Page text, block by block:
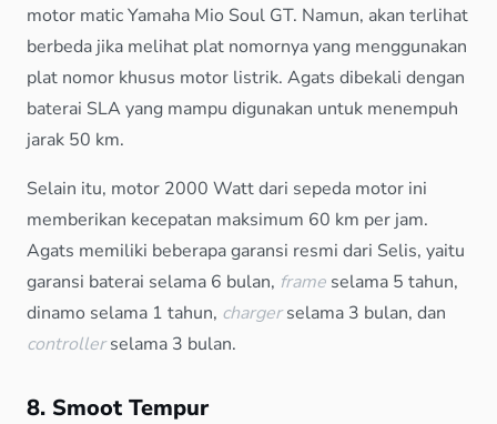
motor matic Yamaha Mio Soul GT. Namun, akan terlihat
berbeda jika melihat plat nomornya yang menggunakan
plat nomor khusus motor listrik. Agats dibekali dengan
baterai SLA yang mampu digunakan untuk menempuh
jarak 50 km.
Selain itu, motor 2000 Watt dari sepeda motor ini
memberikan kecepatan maksimum 60 km per jam.
Agats memiliki beberapa garansi resmi dari Selis, yaitu
garansi baterai selama 6 bulan, frame selama 5 tahun,
dinamo selama 1 tahun, chargerselama 3 bulan, dan
controllerselama 3 bulan.
8. Smoot Tempur